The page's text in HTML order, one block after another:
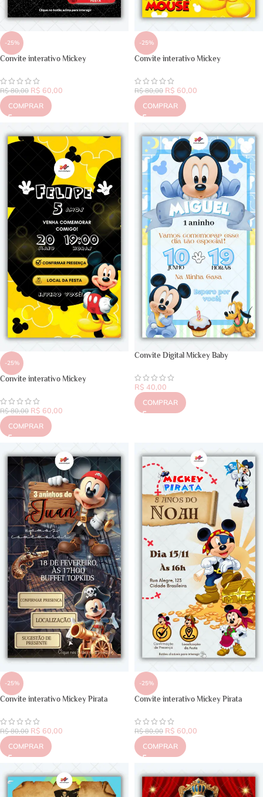
-25%
Convite interativo Mickey
R$80,00 R$ 60,00
COMPRAR
-25%
Convite interativo Mickey
R$80,00 R$ 60,00
COMPRAR
-25%
Convite interativo Mickey
R$80,00 R$ 60,00
COMPRAR
Convite Digital Mickey Baby
R$ 40,00
COMPRAR
-25%
Convite interativo Mickey Pirata
R$80,00 R$ 60,00
COMPRAR
-25%
Convite interativo Mickey Pirata
R$80,00 R$ 60,00
COMPRAR